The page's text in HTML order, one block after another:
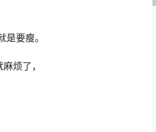
要瘦。
烦了，